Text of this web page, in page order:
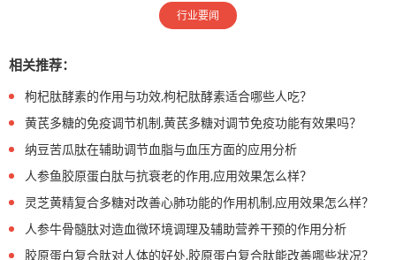
行业要闻
相关推荐：
枸杞肽酵素的作用与功效,枸杞肽酵素适合哪些人吃？
黄芪多糖的免疫调节机制,黄芪多糖对调节免疫功能有效果吗？
纳豆苦瓜肽在辅助调节血脂与血压方面的应用分析
人参鱼胶原蛋白肽与抗衰老的作用,应用效果怎么样？
灵芝黄精复合多糖对改善心肺功能的作用机制,应用效果怎么样？
人参牛骨髓肽对造血微环境调理及辅助营养干预的作用分析
胶原蛋白复合肽对人体的好处,胶原蛋白复合肽能改善哪些状况？